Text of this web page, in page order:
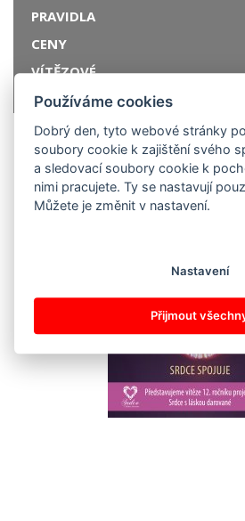
PRAVIDLA
CENY
VÍTĚZOVÉ
SOUTĚŽNÍ PRÁCE
SOUTĚŽ POŘÁDÁ
Používáme cookies
Dobrý den, tyto webové stránky
soubory cookie k zajištění svého
a sledovací soubory cookie k
nimi pracujete. Ty se nastavují
Můžete je změnit v nastavení.
Nastavení
Přijmout